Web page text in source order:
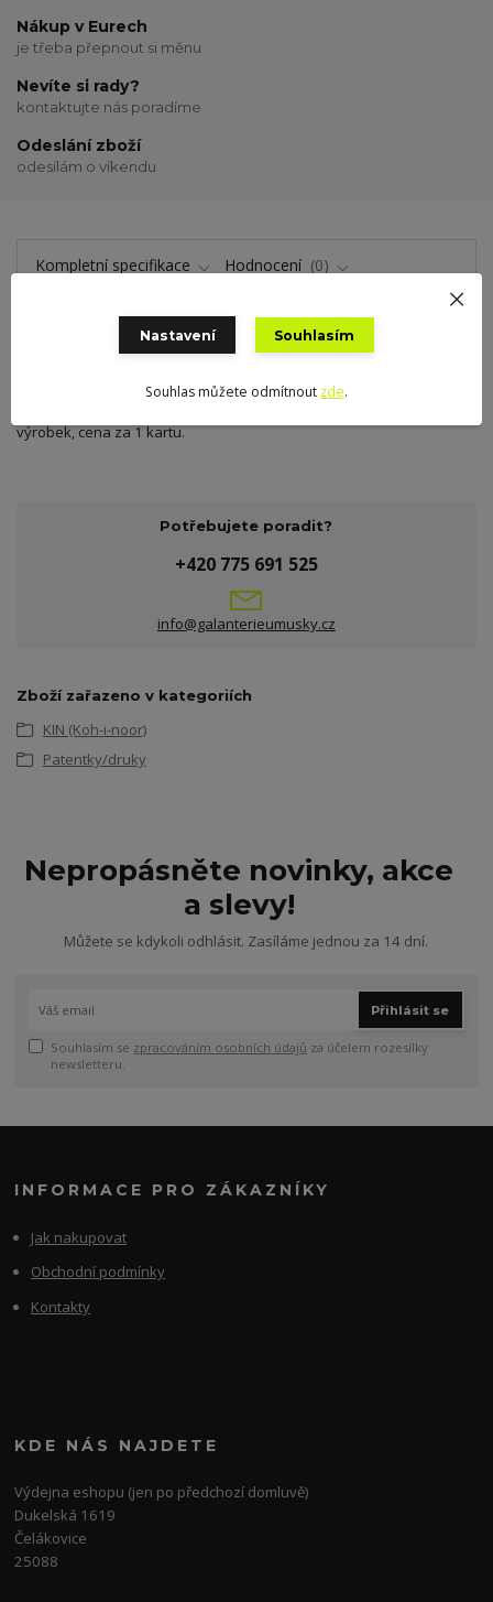
Nákup v Eurech
je třeba přepnout si měnu
Nevíte si rady?
kontaktujte nás poradíme
Odeslání zboží
odesílám o víkendu
Kompletní specifikace Hodnocení 0
výrobek, cena za 1 kartu.
Potřebujete poradit?
+420 775 691 525
info@galanterieumusky.cz
Zboží zařazeno v kategoriích
KIN (Koh-i-noor)
Patentky/druky
Nepropásněte novinky, akce
a slevy!
Můžete se kdykoli odhlásit. Zasíláme jednou za 14 dní.
Přihlásit se
Souhlasím se zpracováním osobních údajů za účelem rozesílky
newsletteru.
INFORMACE PRO ZÁKAZNÍKY
Jak nakupovat
Obchodní podmínky
Kontakty
KDE NÁS NAJDETE
Výdejna eshopu (jen po předchozí domluvě)
Dukelská 1619
Čelákovice
25088
Nastavení Souhlasím
Souhlas můžete odmítnout zde.